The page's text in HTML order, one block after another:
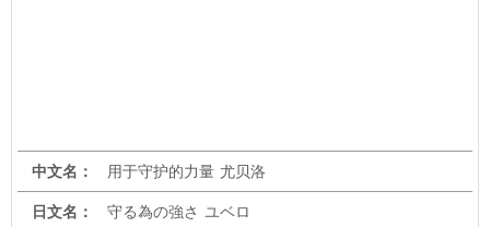
中文名： 用于守护的力量 尤贝洛
日文名： 守る為の強さ ユベロ